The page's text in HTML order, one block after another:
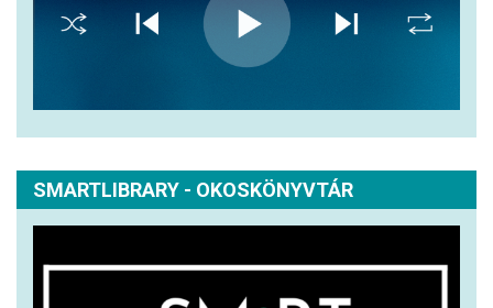
SMARTLIBRARY - OKOSKÖNYVTÁR